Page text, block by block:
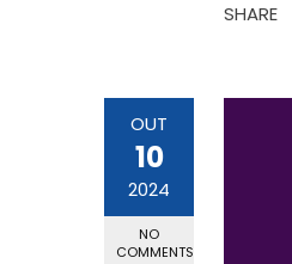
SHARE
OUT
10
2024
NO
COMMENTS